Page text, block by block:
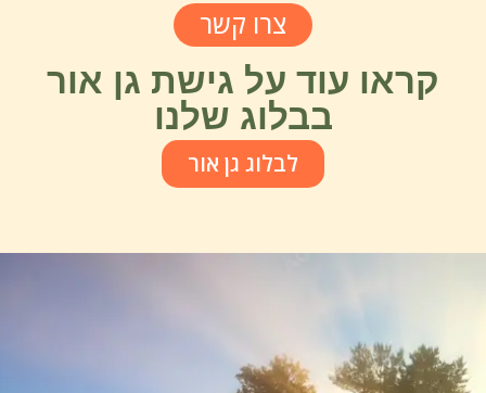
צרו קשר
קראו עוד על גישת גן אור
בבלוג שלנו
לבלוג גן אור